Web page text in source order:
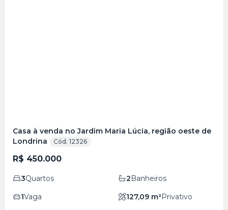
Casa à venda no Jardim Maria Lúcia, região oeste de
Londrina
Cód. 12326
R$ 450.000
3Quartos 2Banheiros
1Vaga 127,09 m²Privativo